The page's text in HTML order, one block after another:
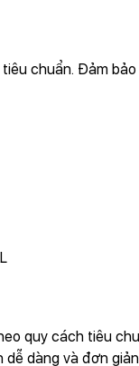
chuẩn. Đảm
quy cách tiêu
dàng và đơn